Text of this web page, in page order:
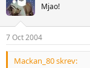
Mjao!
7 Oct 2004
Mackan_80 skrev: